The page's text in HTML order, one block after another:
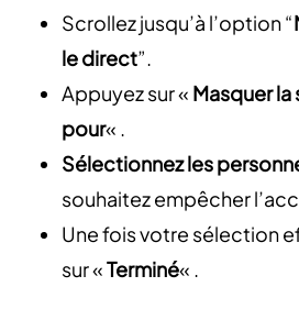
Scrollez jusqu’à l’option “
le direct”.
Appuyez sur « Masquer
pour« .
Sélectionnez les
souhaitez empêcher
Une fois votre sélection
sur «Terminé« .